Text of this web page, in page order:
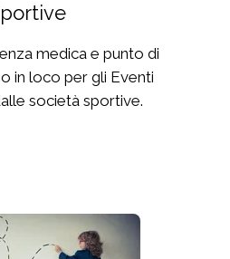
medica e punto di
in loco per gli Eventi
società sportive.